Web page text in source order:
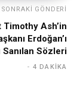
SONRAKI GÖNDERI
Timothy Ash’in
Erdoğan’ı
Sanılan Sözleri
4 DAKIKA